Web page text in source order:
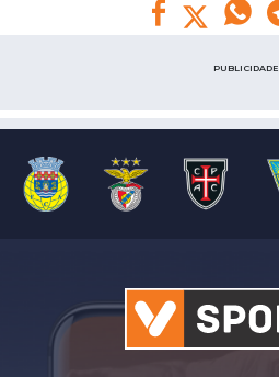
PUBLICIDADE